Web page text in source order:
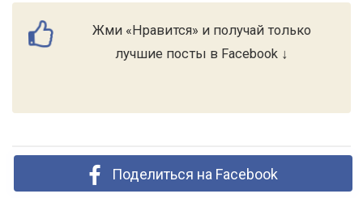
Жми «Нравится» и получай только
лучшие посты в Facebook ↓
Поделиться на Facebook